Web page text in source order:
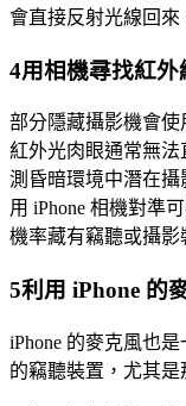
會直接反射光線回來
4用相機尋找紅外
部分隱藏攝影機會
紅外光肉眼通常無法
測昏暗環境中潛在
用 iPhone 相機對準
機率藏有竊聽或攝影
5利用 iPhone 的
iPhone 的麥克風也
的竊聽裝置，尤其是